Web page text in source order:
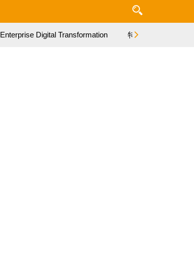
Enterprise Digital Transformation 特集